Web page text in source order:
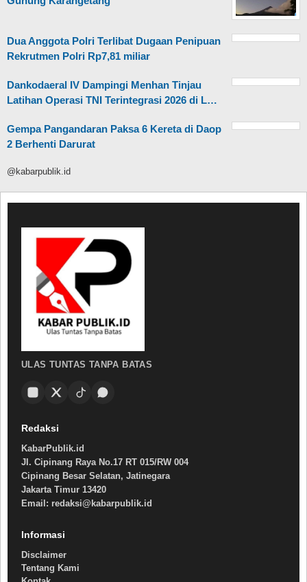
Dua Anggota Polri Terlibat Dugaan Penipuan
Rekrutmen Polri Rp7,81 miliar
Dankodaeral IV Dampingi Menhan Tinjau
Latihan Operasi TNI Terintegrasi 2026 di L…
Gempa Pangandaran Paksa 6 Kereta di Daop
2 Berhenti Darurat
@kabarpublik.id
ULAS TUNTAS TANPA BATAS
Redaksi
KabarPublik.id
Jl. Cipinang Raya No.17 RT 015/RW 004
Cipinang Besar Selatan, Jatinegara
Jakarta Timur 13420
Email: redaksi@kabarpublik.id
Informasi
Disclaimer
Tentang Kami